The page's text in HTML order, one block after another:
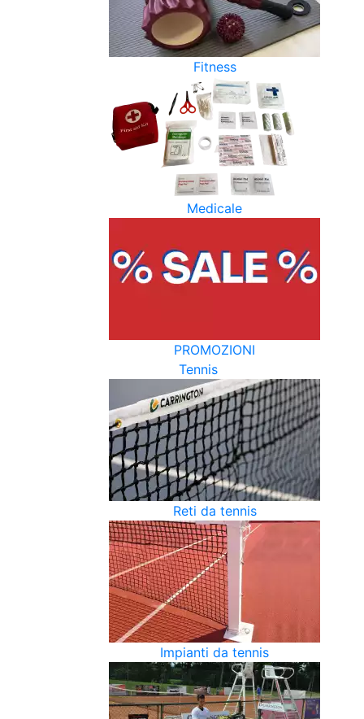
Fitness
Medicale
PROMOZIONI
Tennis
Reti da tennis
Impianti da tennis